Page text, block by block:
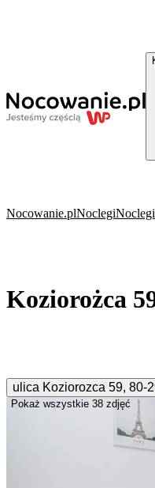
Nocowanie.plNoclegi
Koziorożca
ulica Koziorozca 59, 80-
Pokaż wszystkie 38 zdjęć